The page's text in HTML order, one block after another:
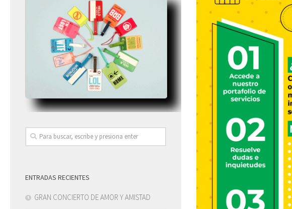
ENTRADAS RECIENTES
GRAN CONCIERTO DE AMOR Y AMISTAD